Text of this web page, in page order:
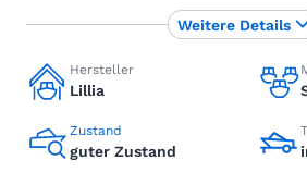
Hersteller
Lillia
Zustand
guter Zustand
Weitere Details